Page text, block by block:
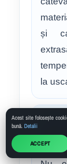
și
la
❓
Acest site folosește
bună. Detalii
ACCEPT